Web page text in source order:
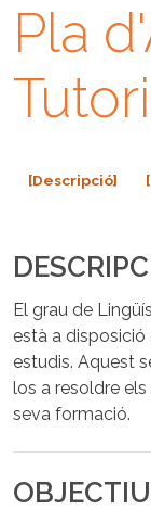
Pla
[Descripció]
El grau de
està a
estudis. Aquest
los a resoldre
seva formació.